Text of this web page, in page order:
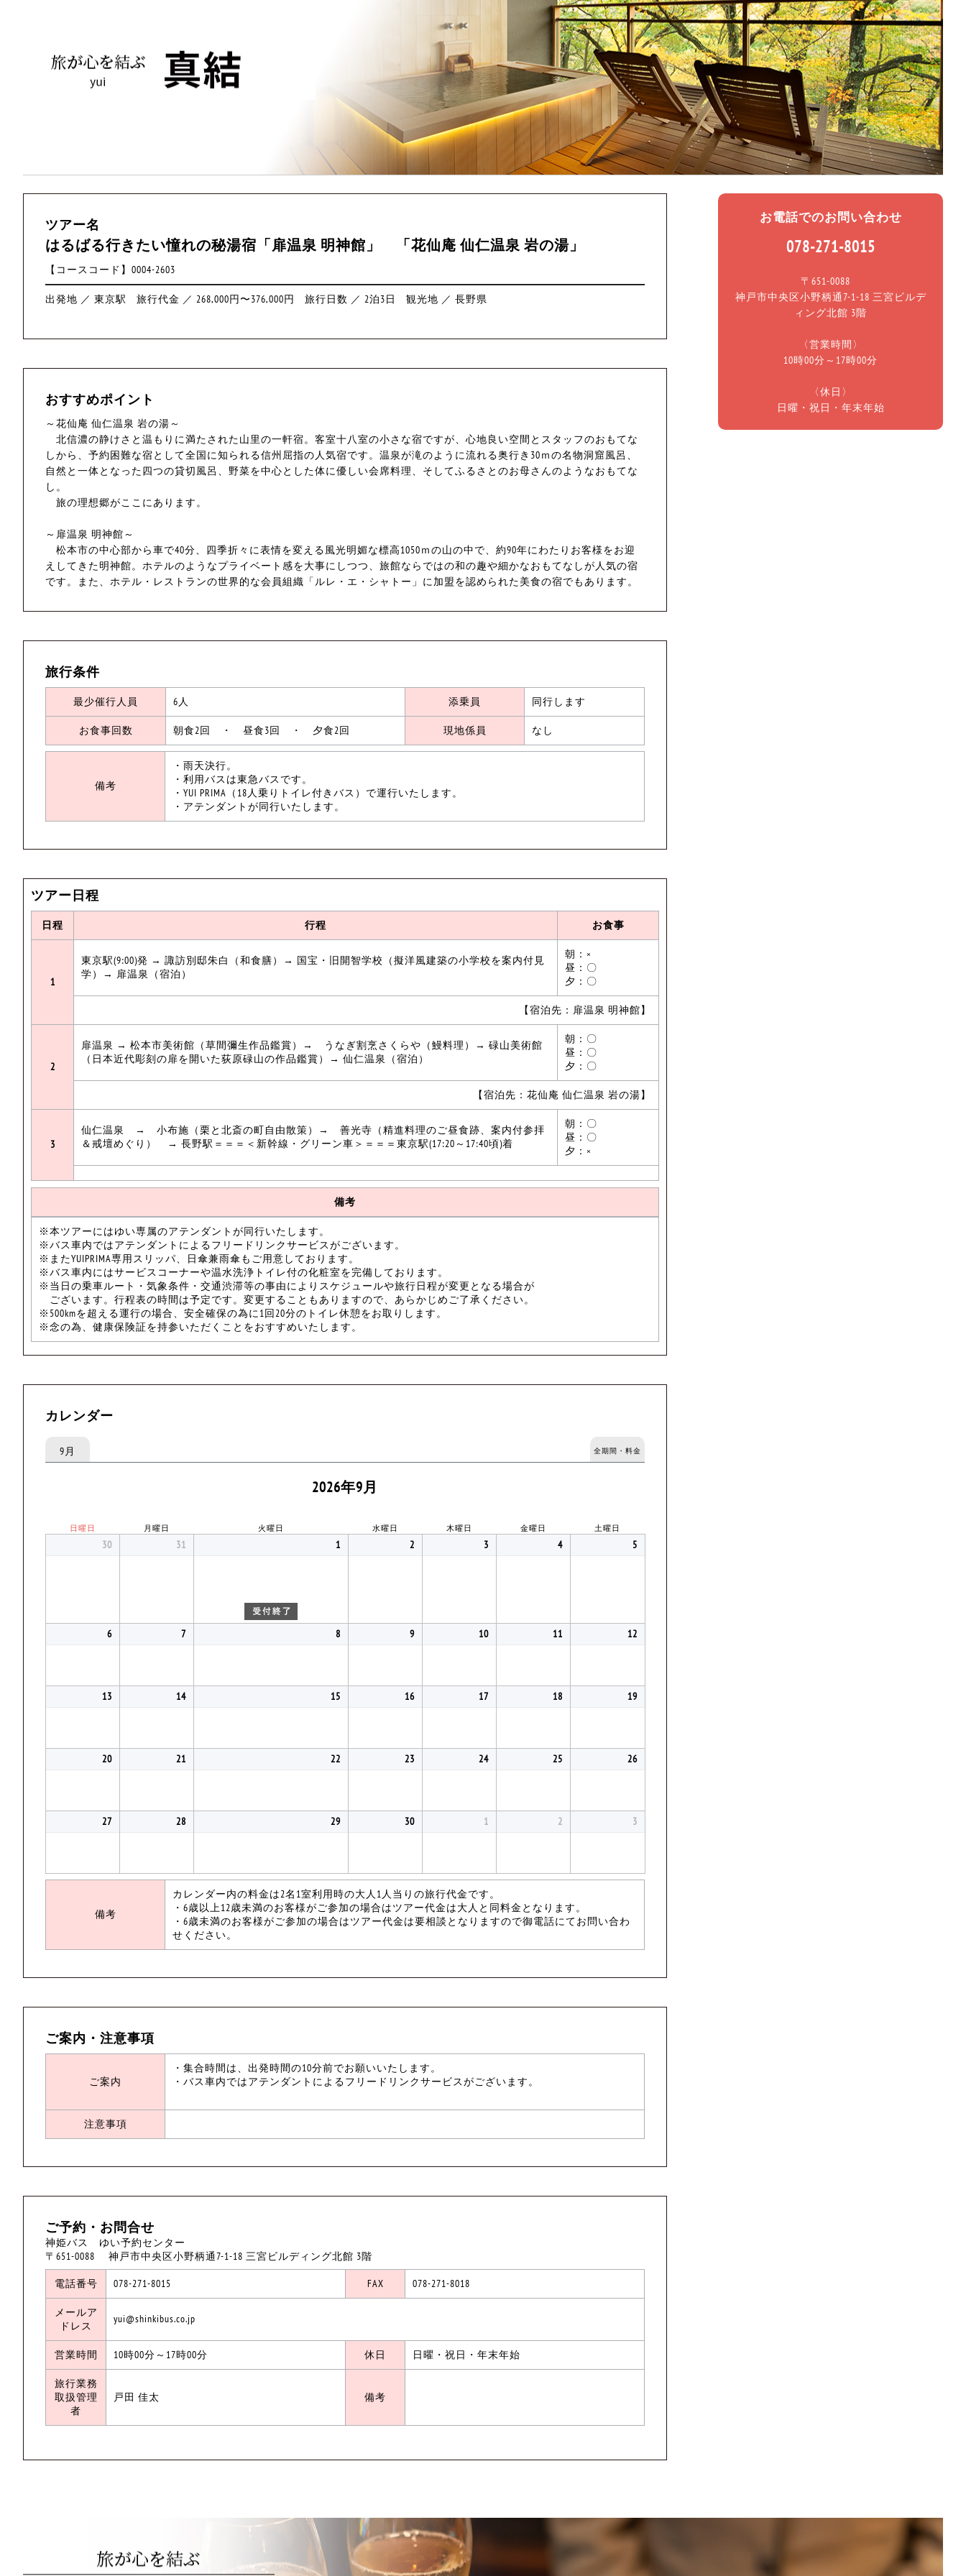
ツアー名
はるばる行きたい憧れの秘湯宿「扉温泉 明神館」 「花仙庵 仙仁温泉 岩の湯」
【コースコード】0004-2603
出発地 ／ 東京駅 旅行代金 ／ 268,000円〜376,000円 旅行日数 ／ 2泊3日 観光地 ／ 長野県
おすすめポイント
～花仙庵 仙仁温泉 岩の湯～
北信濃の静けさと温もりに満たされた山里の一軒宿。客室十八室の小さな宿ですが、心地良い空間とスタッフのおもてな
しから、予約困難な宿として全国に知られる信州屈指の人気宿です。温泉が滝のように流れる奥行き30ｍの名物洞窟風呂、
自然と一体となった四つの貸切風呂、野菜を中心とした体に優しい会席料理、そしてふるさとのお母さんのようなおもてな
し。
旅の理想郷がここにあります。
～扉温泉 明神館～
松本市の中心部から車で40分、四季折々に表情を変える風光明媚な標高1050ｍの山の中で、約90年にわたりお客様をお迎
えしてきた明神館。ホテルのようなプライベート感を大事にしつつ、旅館ならではの和の趣や細かなおもてなしが人気の宿
です。また、ホテル・レストランの世界的な会員組織「ルレ・エ・シャトー」に加盟を認められた美食の宿でもあります。
旅行条件
最少催行人員 6人 添乗員 同行します
お食事回数 朝食2回 ・ 昼食3回 ・ 夕食2回 現地係員 なし
備考
・雨天決行。
・利用バスは東急バスです。
・YUI PRIMA（18人乗りトイレ付きバス）で運行いたします。
・アテンダントが同行いたします。
ツアー日程
日程 行程 お食事
1
東京駅(9:00)発 → 諏訪別邸朱白（和食膳）→ 国宝・旧開智学校（擬洋風建築の小学校を案内付見
学）→ 扉温泉（宿泊）
朝：×
昼：〇
夕：〇
【宿泊先：扉温泉 明神館】
2
扉温泉 → 松本市美術館（草間彌生作品鑑賞）→ うなぎ割烹さくらや（鰻料理）→ 碌山美術館
（日本近代彫刻の扉を開いた荻原碌山の作品鑑賞）→ 仙仁温泉（宿泊）
朝：〇
昼：〇
夕：〇
【宿泊先：花仙庵 仙仁温泉 岩の湯】
3
仙仁温泉 → 小布施（栗と北斎の町自由散策）→ 善光寺（精進料理のご昼食跡、案内付参拝
＆戒壇めぐり） → 長野駅＝＝＝＜新幹線・グリーン車＞＝＝＝東京駅(17:20～17:40頃)着
朝：〇
昼：〇
夕：×
備考
※本ツアーにはゆい専属のアテンダントが同行いたします。
※バス車内ではアテンダントによるフリードリンクサービスがございます。
※またYUIPRIMA専用スリッパ、日傘兼雨傘もご用意しております。
※バス車内にはサービスコーナーや温水洗浄トイレ付の化粧室を完備しております。
※当日の乗車ルート・気象条件・交通渋滞等の事由によりスケジュールや旅行日程が変更となる場合が
ございます。行程表の時間は予定です。変更することもありますので、あらかじめご了承ください。
※500kmを超える運行の場合、安全確保の為に1回20分のトイレ休憩をお取りします。
※念の為、健康保険証を持参いただくことをおすすめいたします。
カレンダー
9月 全期間・料金
2026年9月
日曜日 月曜日 火曜日 水曜日 木曜日 金曜日 土曜日
30 31 1 2 3 4 5
6 7 8 9 10 11 12
13 14 15 16 17 18 19
20 21 22 23 24 25 26
27 28 29 30 1 2 3
備考
カレンダー内の料金は2名1室利用時の大人1人当りの旅行代金です。
・6歳以上12歳未満のお客様がご参加の場合はツアー代金は大人と同料金となります。
・6歳未満のお客様がご参加の場合はツアー代金は要相談となりますので御電話にてお問い合わ
せください。
ご案内・注意事項
ご案内
・集合時間は、出発時間の10分前でお願いいたします。
・バス車内ではアテンダントによるフリードリンクサービスがございます。
注意事項
ご予約・お問合せ
神姫バス ゆい予約センター
〒651-0088 神戸市中央区小野柄通7-1-18 三宮ビルディング北館 3階
電話番号 078-271-8015 FAX 078-271-8018
メールア
ドレス
yui@shinkibus.co.jp
営業時間 10時00分～17時00分 休日 日曜・祝日・年末年始
旅行業務
取扱管理
者
戸田 佳太 備考
お電話でのお問い合わせ
078-271-8015
〒651-0088
神戸市中央区小野柄通7-1-18 三宮ビルデ
ィング北館 3階
〈営業時間〉
10時00分～17時00分
〈休日〉
日曜・祝日・年末年始